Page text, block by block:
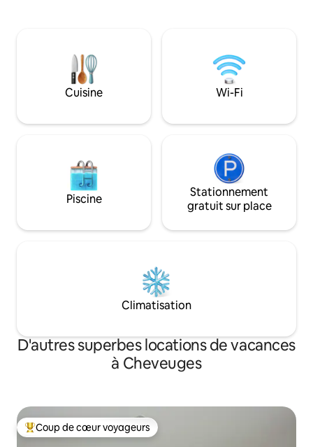
notre ciel étoilé, c'est comme si vous
dormiez à la belle étoile. ✨
Cuisine Wi-Fi
Piscine
Stationnement
gratuit sur place
Climatisation
D'autres superbes locations de vacances
à Cheveuges
Coup de cœur voyageurs parmi les plus aimés
Coup de cœur voyageurs